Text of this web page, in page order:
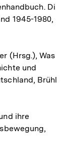
Di
1945-1980,
(Hrsg.), Was
und
Brühl
ihre